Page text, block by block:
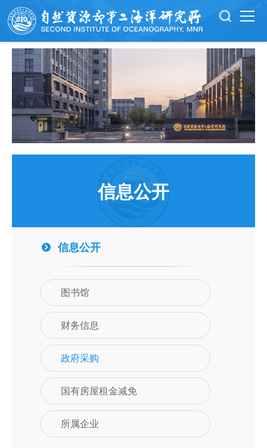
信息公开
信息公开
图书馆
财务信息
政府采购
国有房屋租金减免
所属企业